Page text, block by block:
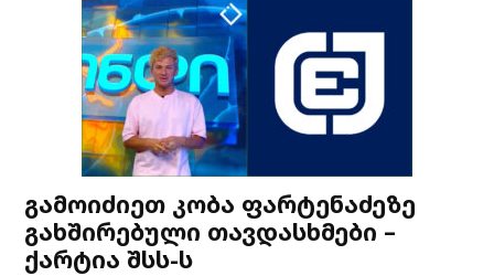
გამოიძიეთ კობა ფარტენაძეზე
გახშირებული თავდასხმები –
ქარტია შსს-ს